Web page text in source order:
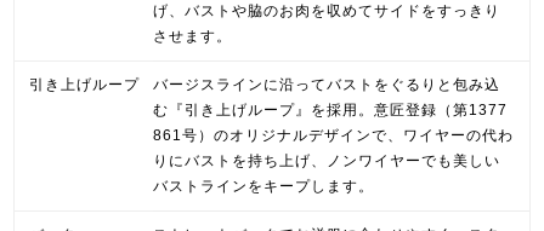
げ、バストや脇のお肉を収めてサイドをすっきり
させます。
引き上げループ
バージスラインに沿ってバストをぐるりと包み込
む『引き上げループ』を採用。意匠登録（第1377
861号）のオリジナルデザインで、ワイヤーの代わ
りにバストを持ち上げ、ノンワイヤーでも美しい
バストラインをキープします。